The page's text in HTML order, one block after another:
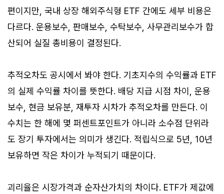
편이지만, 국내 상장 해외주식형 ETF 간에도 세부 비용은
다르다. 운용보수, 판매보수, 수탁보수, 사무관리보수가 합
산되어 실질 총비용이 결정된다.
추적오차도 공시에서 봐야 한다. 기초지수의 수익률과 ETF
의 실제 수익률 차이를 뜻한다. 배당 지급 시점 차이, 운용
보수, 현금 보유분, 재투자 시차가 추적오차를 만든다. 이
수치는 한 해에 몇 퍼센트포인트가 아니라 소수점 단위라
도 장기 투자에서는 의미가 생긴다. 적립식으로 5년, 10년
보유하면 작은 차이가 누적되기 때문이다.
괴리율은 시장가격과 순자산가치의 차이다. ETF가 제값에